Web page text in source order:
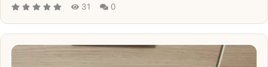
31 0